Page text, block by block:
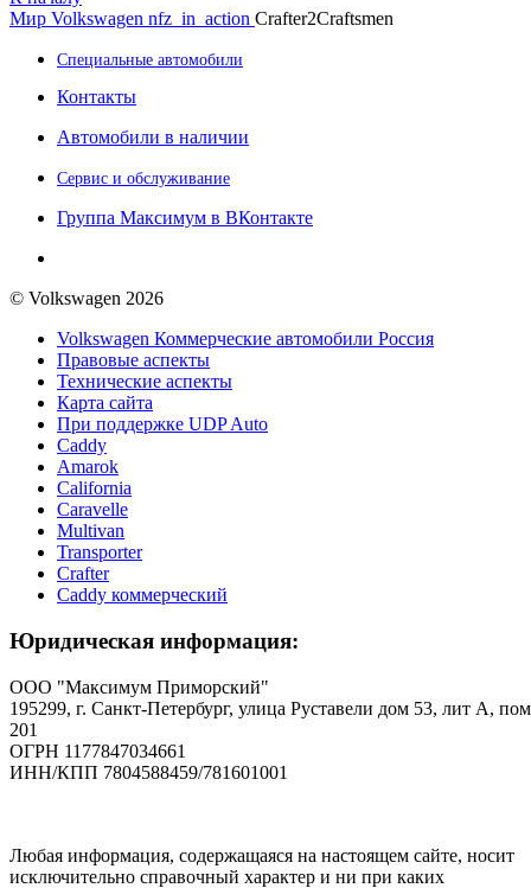
Мир Volkswagen nfz_in_action Crafter2Craftsmen
Специальные автомобили
Контакты
Автомобили в наличии
Сервис и обслуживание
Группа Максимум в ВКонтакте
© Volkswagen 2026
Volkswagen Коммерческие автомобили Россия
Правовые аспекты
Технические аспекты
Карта сайта
При поддержке UDP Auto
Caddy
Amarok
California
Caravelle
Multivan
Transporter
Crafter
Caddy коммерческий
Юридическая информация:
ООО "Максимум Приморский"
195299, г. Санкт-Петербург, улица Руставели дом 53, лит А,
201
ОГРН 1177847034661
ИНН/КПП 7804588459/781601001
Любая информация, содержащаяся на настоящем сайте, носит
исключительно справочный характер и ни при каких